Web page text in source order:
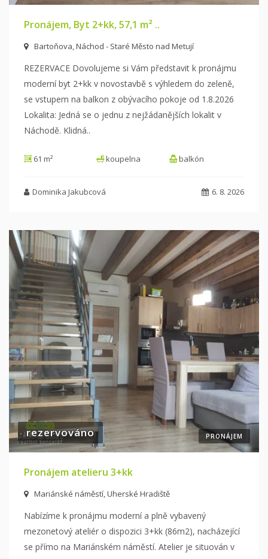
Pronájem, Byt 2+kk, 57,1 m² ..
Bartoňova, Náchod - Staré Město nad Metují
REZERVACE Dovolujeme si Vám představit k pronájmu
moderní byt 2+kk v novostavbě s výhledem do zeleně,
se vstupem na balkon z obývacího pokoje od 1.8.2026
Lokalita: Jedná se o jednu z nejžádanějších lokalit v
Náchodě. Klidná..
61 m² koupelna balkón
Dominika Jakubcová 6. 8. 2026
PRONÁJEM
rezervováno
Pronájem atelieru 3+kk
Mariánské náměstí, Uherské Hradiště
Nabízíme k pronájmu moderní a plně vybavený
mezonetový ateliér o dispozici 3+kk (86m2), nacházející
se přímo na Mariánském náměstí. Atelier je situován v